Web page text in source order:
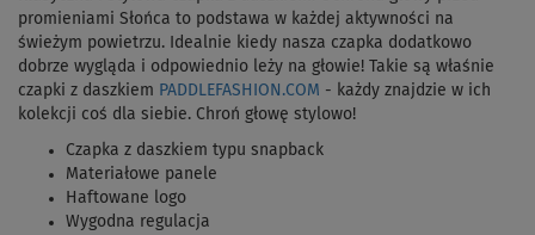
promieniami Słońca to podstawa w każdej aktywności na
świeżym powietrzu. Idealnie kiedy nasza czapka dodatkowo
dobrze wygląda i odpowiednio leży na głowie! Takie są właśnie
czapki z daszkiem PADDLEFASHION.COM - każdy znajdzie w ich
kolekcji coś dla siebie. Chroń głowę stylowo!
Czapka z daszkiem typu snapback
Materiałowe panele
Haftowane logo
Wygodna regulacja